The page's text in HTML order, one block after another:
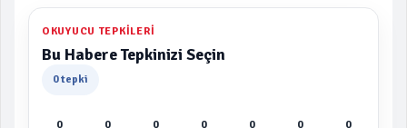
OKUYUCU TEPKILERI
Bu Habere Tepkinizi Seçin
0 tepki
0 0 0 0 0 0 0